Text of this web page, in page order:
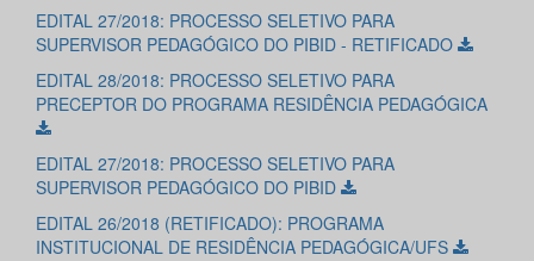
EDITAL 27/2018: PROCESSO SELETIVO PARA
SUPERVISOR PEDAGÓGICO DO PIBID - RETIFICADO
EDITAL 28/2018: PROCESSO SELETIVO PARA
PRECEPTOR DO PROGRAMA RESIDÊNCIA PEDAGÓGICA
EDITAL 27/2018: PROCESSO SELETIVO PARA
SUPERVISOR PEDAGÓGICO DO PIBID
EDITAL 26/2018 (RETIFICADO): PROGRAMA
INSTITUCIONAL DE RESIDÊNCIA PEDAGÓGICA/UFS